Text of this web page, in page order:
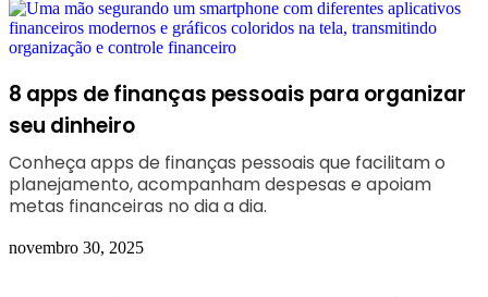
8 apps de finanças pessoais para organizar
seu dinheiro
Conheça apps de finanças pessoais que facilitam o
planejamento, acompanham despesas e apoiam
metas financeiras no dia a dia.
novembro 30, 2025